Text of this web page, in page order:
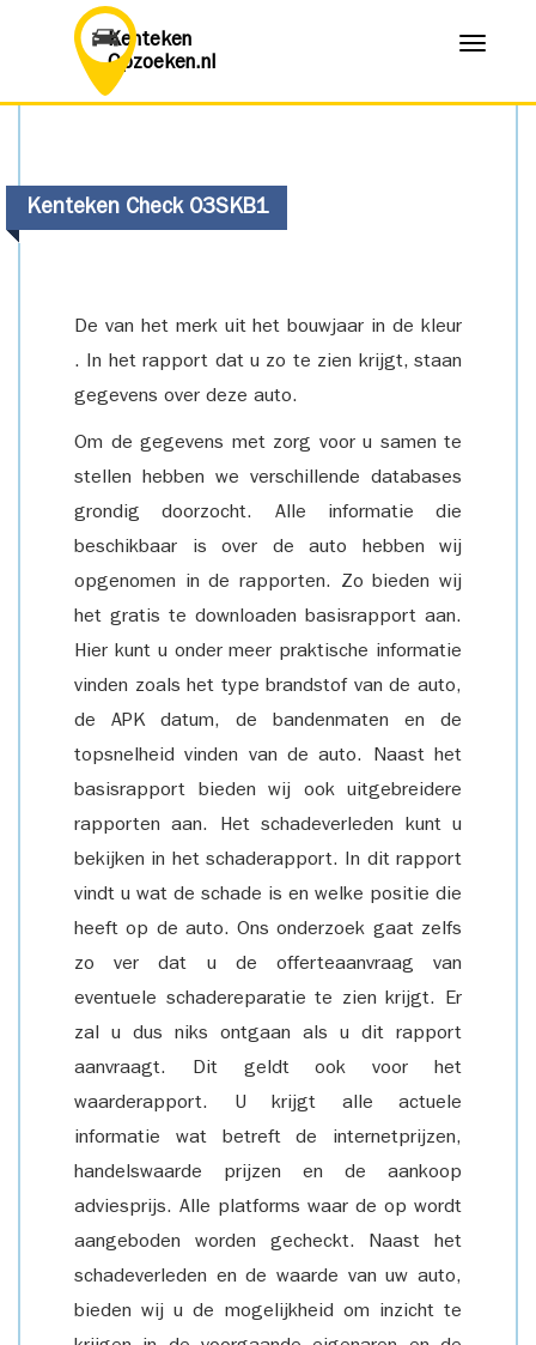
Kenteken
Opzoeken.nl
Menu
Kenteken Check 03SKB1
De van het merk uit het bouwjaar in de kleur
. In het rapport dat u zo te zien krijgt, staan
gegevens over deze auto.
Om de gegevens met zorg voor u samen te
stellen hebben we verschillende databases
grondig doorzocht. Alle informatie die
beschikbaar is over de auto hebben wij
opgenomen in de rapporten. Zo bieden wij
het gratis te downloaden basisrapport aan.
Hier kunt u onder meer praktische informatie
vinden zoals het type brandstof van de auto,
de APK datum, de bandenmaten en de
topsnelheid vinden van de auto. Naast het
basisrapport bieden wij ook uitgebreidere
rapporten aan. Het schadeverleden kunt u
bekijken in het schaderapport. In dit rapport
vindt u wat de schade is en welke positie die
heeft op de auto. Ons onderzoek gaat zelfs
zo ver dat u de offerteaanvraag van
eventuele schadereparatie te zien krijgt. Er
zal u dus niks ontgaan als u dit rapport
aanvraagt. Dit geldt ook voor het
waarderapport. U krijgt alle actuele
informatie wat betreft de internetprijzen,
handelswaarde prijzen en de aankoop
adviesprijs. Alle platforms waar de op wordt
aangeboden worden gecheckt. Naast het
schadeverleden en de waarde van uw auto,
bieden wij u de mogelijkheid om inzicht te